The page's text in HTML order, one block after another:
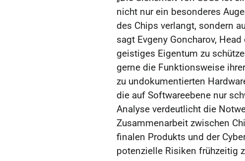
nicht nur ein besonderes
des Chips verlangt, sondern
sagt Evgeny Goncharov, Head
geistiges Eigentum zu
gerne die Funktionsweise
zu undokumentierten
die auf Softwareebene nur
Analyse verdeutlicht die
Zusammenarbeit zwischen
finalen Produkts und der
potenzielle Risiken frühzeitig